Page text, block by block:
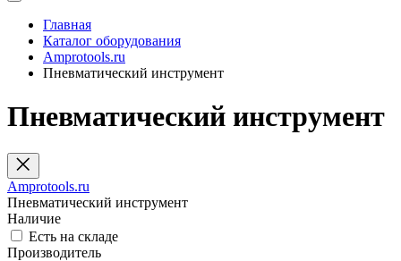
Главная
Каталог оборудования
Amprotools.ru
Пневматический инструмент
Пневматический инструмент
Amprotools.ru
Пневматический инструмент
Наличие
Есть на складе
Производитель